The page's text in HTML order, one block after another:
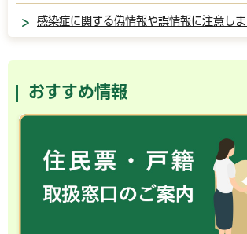
感染症に関する偽情報や誤情報に注意し
おすすめ情報